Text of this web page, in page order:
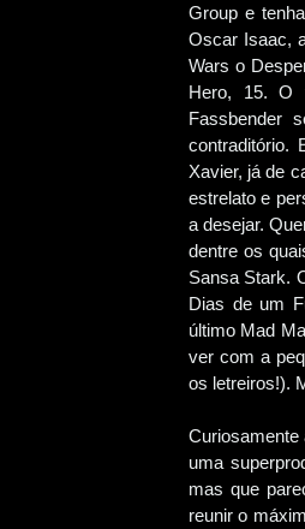
Group e
Oscar Isaac,
Wars o
Hero, 15. O
Fassbender
contraditório.
Xavier, já de
estrelato e
a desejar.
dentre os
Sansa Stark.
Dias de um
último Mad
ver com a
os letreiros!).
Curiosamente
uma
mas que
reunir o